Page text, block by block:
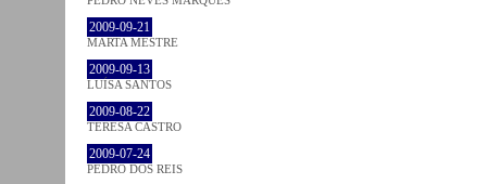
2009-09-21
MARTA MESTRE
2009-09-13
LUÍSA SANTOS
2009-08-22
TERESA CASTRO
2009-07-24
PEDRO DOS REIS